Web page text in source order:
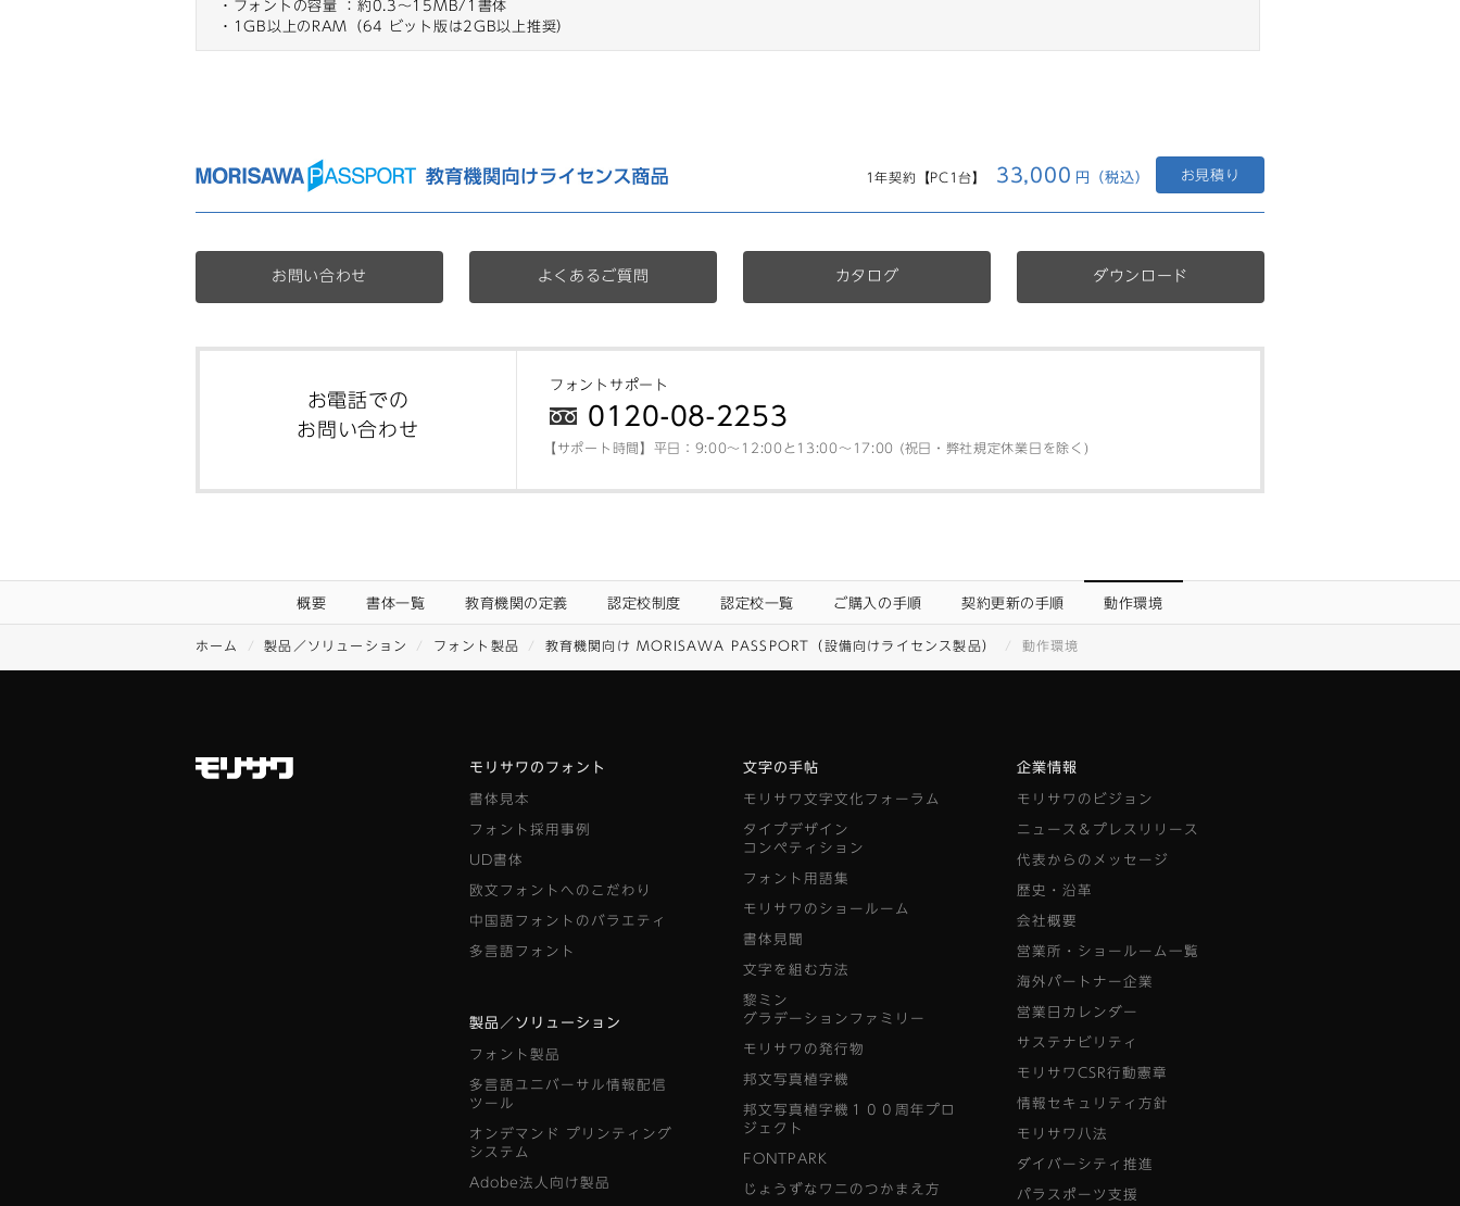
・フォントの容量 ：約0.3〜15MB/1書体
・1GB以上のRAM（64 ビット版は2GB以上推奨）
1年契約【PC1台】 33,000 円（税込） お見積り
お問い合わせ よくあるご質問 カタログ ダウンロード
お電話での
お問い合わせ
フォントサポート
0120-08-2253
【サポート時間】平日：9:00～12:00と13:00～17:00 (祝日・弊社規定休業日を除く)
概要 書体一覧 教育機関の定義 認定校制度 認定校一覧 ご購入の手順 契約更新の手順 動作環境
ホーム 製品／ソリューション フォント製品 教育機関向け MORISAWA PASSPORT（設備向けライセンス製品） 動作環境
モリサワのフォント
書体見本
フォント採用事例
UD書体
欧文フォントへのこだわり
中国語フォントのバラエティ
多言語フォント
製品／ソリューション
フォント製品
多言語ユニバーサル情報配信
ツール
オンデマンド プリンティング
システム
Adobe法人向け製品
文字の手帖
モリサワ文字文化フォーラム
タイプデザイン
コンペティション
フォント用語集
モリサワのショールーム
書体見聞
文字を組む方法
黎ミン
グラデーションファミリー
モリサワの発行物
邦文写真植字機
邦文写真植字機１００周年プロ
ジェクト
FONTPARK
じょうずなワニのつかまえ方
企業情報
モリサワのビジョン
ニュース＆プレスリリース
代表からのメッセージ
歴史・沿革
会社概要
営業所・ショールーム一覧
海外パートナー企業
営業日カレンダー
サステナビリティ
モリサワCSR行動憲章
情報セキュリティ方針
モリサワ八法
ダイバーシティ推進
パラスポーツ支援